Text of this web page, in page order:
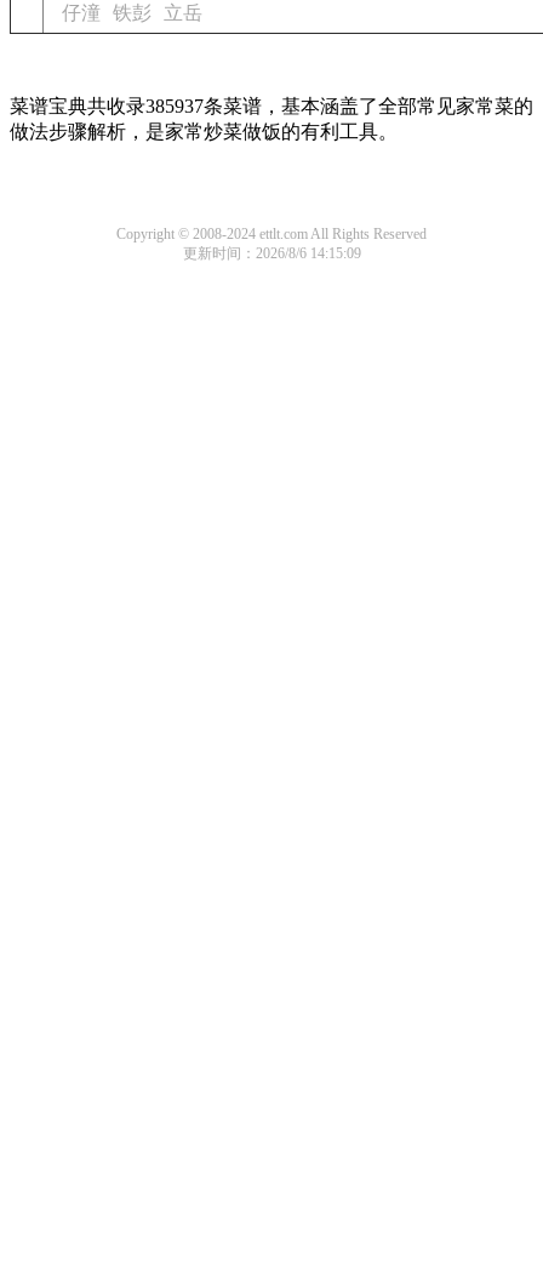
仔潼 铁彭 立岳
菜谱宝典共收录385937条菜谱，基本涵盖了全部常见家常菜的
做法步骤解析，是家常炒菜做饭的有利工具。
Copyright © 2008-2024 ettlt.com All Rights Reserved
更新时间：2026/8/6 14:15:09